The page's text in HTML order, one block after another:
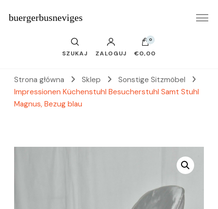
buergerbusneviges
SZUKAJ ZALOGUJ
0
€0,00
Strona główna Sklep
Sonstige Sitzmöbel
Impressionen Küchenstuhl Besucherstuhl Samt Stuhl
Magnus, Bezug blau